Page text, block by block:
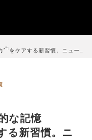
”*1 をケアする新習慣。ニュー…
な記憶
る新習慣。ニ